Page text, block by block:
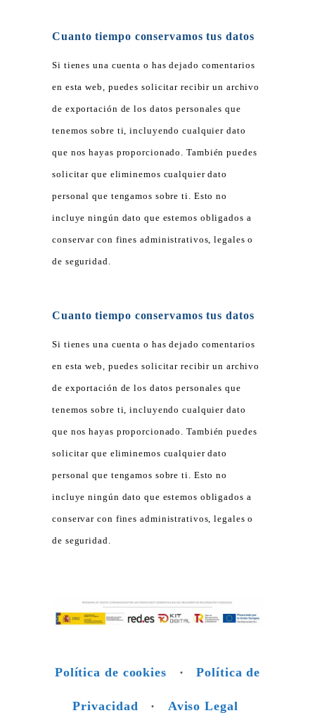
Cuanto tiempo conservamos tus datos
Si tienes una cuenta o has dejado comentarios
en esta web, puedes solicitar recibir un archivo
de exportación de los datos personales que
tenemos sobre ti, incluyendo cualquier dato
que nos hayas proporcionado. También puedes
solicitar que eliminemos cualquier dato
personal que tengamos sobre ti. Esto no
incluye ningún dato que estemos obligados a
conservar con fines administrativos, legales o
de seguridad.
Cuanto tiempo conservamos tus datos
Si tienes una cuenta o has dejado comentarios
en esta web, puedes solicitar recibir un archivo
de exportación de los datos personales que
tenemos sobre ti, incluyendo cualquier dato
que nos hayas proporcionado. También puedes
solicitar que eliminemos cualquier dato
personal que tengamos sobre ti. Esto no
incluye ningún dato que estemos obligados a
conservar con fines administrativos, legales o
de seguridad.
Política de cookies ·Política de
Privacidad · Aviso Legal